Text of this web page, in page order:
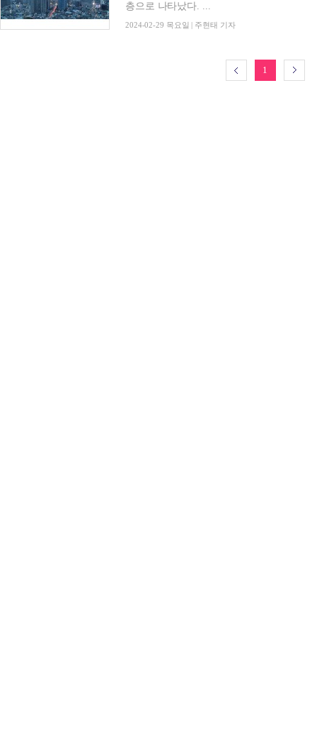
층으로 나타났다. ...
2024-02-29 목요일 | 주현태 기자
1